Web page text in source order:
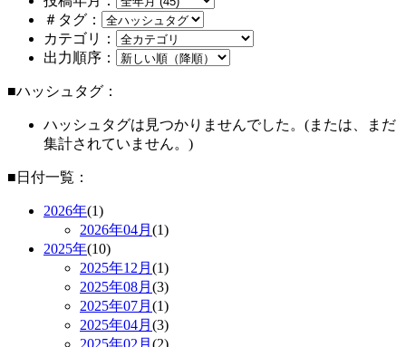
＃タグ：
カテゴリ：
出力順序：
■ハッシュタグ：
ハッシュタグは見つかりませんでした。(または、まだ
集計されていません。)
■日付一覧：
2026年(1)
2026年04月 (1)
2025年(10)
2025年12月 (1)
2025年08月 (3)
2025年07月 (1)
2025年04月 (3)